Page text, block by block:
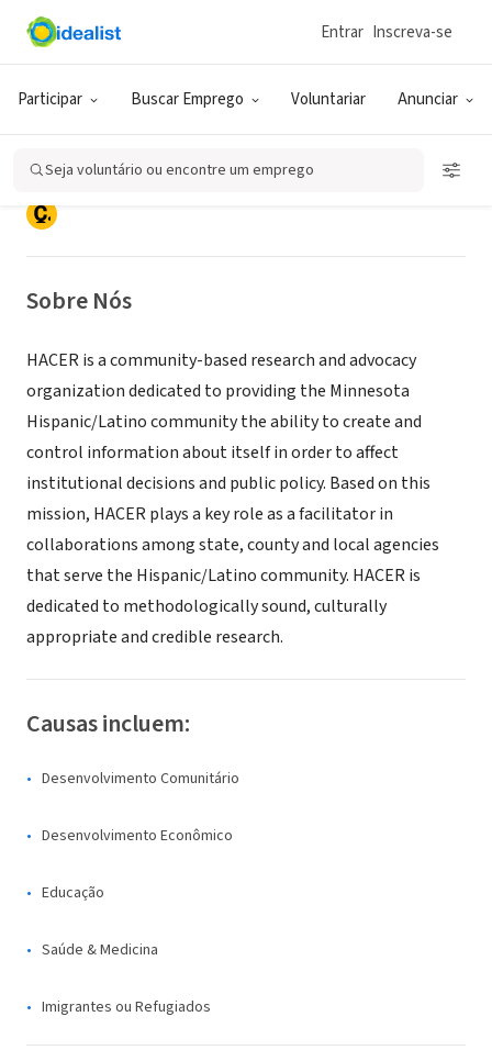
Participar Buscar Emprego Voluntariar Anunciar
Entrar Inscreva-se
Seja voluntário ou encontre um emprego
ONG (SETOR SOCIAL)
Hispanic Advocacy and Community
Empowerment through Research
Saint Paul, MN|www.hacer-mn.org
Sobre Nós
HACER is a community-based research and advocacy
organization dedicated to providing the Minnesota
Hispanic/Latino community the ability to create and
control information about itself in order to affect
institutional decisions and public policy. Based on this
mission, HACER plays a key role as a facilitator in
collaborations among state, county and local agencies
that serve the Hispanic/Latino community. HACER is
dedicated to methodologically sound, culturally
appropriate and credible research.
Causas incluem:
Desenvolvimento Comunitário
Desenvolvimento Econômico
Educação
Saúde & Medicina
Imigrantes ou Refugiados